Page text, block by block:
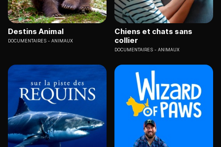
Destins Animal
DOCUMENTAIRES ANIMAUX
Chiens et chats sans
collier
DOCUMENTAIRES ANIMAUX